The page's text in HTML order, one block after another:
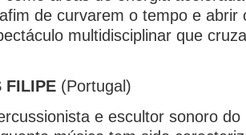
de curvarem o tempo e abrir
multidisciplinar que
FILIPE (Portugal)
e escultor sonoro